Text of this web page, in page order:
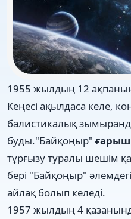
1955 жылдың 12
Кеңесі ақылдаса келе,
балистикалық
буды."Байқоңыр" ғарыш
тұрғызу туралы шешім
бері "Байқоңыр"
айлақ болып келеді.
1957 жылдың 4